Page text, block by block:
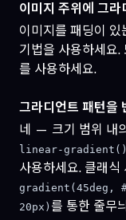
이미지 주위에 그
이미지를 패딩이
기법을 사용하세요
를 사용하세요.
그라디언트 패턴을
네 — 크기 범위 내
linear-gradient()
사용하세요. 클래식
gradient(45deg,
20px) 를 통한 줄무